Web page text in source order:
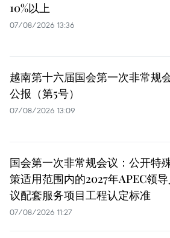
10%以上
07/08/2026 13:36
越南第十六届国会第一次非常规
公报（第5号）
07/08/2026 13:09
国会第一次非常规会议：公开特
策适用范围内的2027年APEC领
议配套服务项目工程认定标准
07/08/2026 11:27